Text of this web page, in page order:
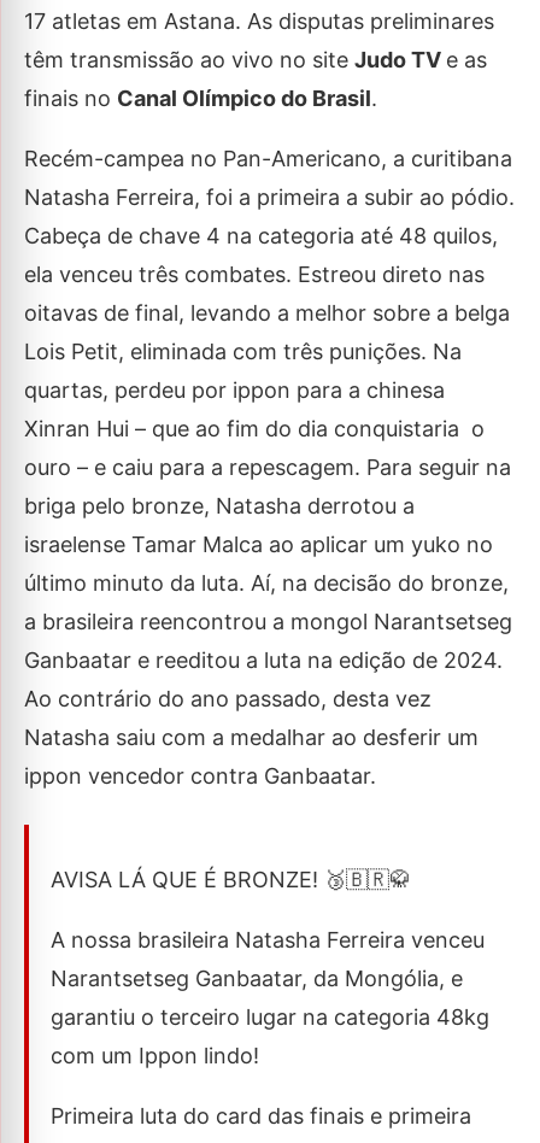
17 atletas em Astana. As disputas preliminares
têm transmissão ao vivo no site Judo TV e as
finais no Canal Olímpico do Brasil.
Recém-campea no Pan-Americano, a curitibana
Natasha Ferreira, foi a primeira a subir ao pódio.
Cabeça de chave 4 na categoria até 48 quilos,
ela venceu três combates. Estreou direto nas
oitavas de final, levando a melhor sobre a belga
Lois Petit, eliminada com três punições. Na
quartas, perdeu por ippon para a chinesa
Xinran Hui – que ao fim do dia conquistaria o
ouro – e caiu para a repescagem. Para seguir na
briga pelo bronze, Natasha derrotou a
israelense Tamar Malca ao aplicar um yuko no
último minuto da luta. Aí, na decisão do bronze,
a brasileira reencontrou a mongol Narantsetseg
Ganbaatar e reeditou a luta na edição de 2024.
Ao contrário do ano passado, desta vez
Natasha saiu com a medalhar ao desferir um
ippon vencedor contra Ganbaatar.
AVISA LÁ QUE É BRONZE! 🥉🇧🇷🥋
A nossa brasileira Natasha Ferreira venceu
Narantsetseg Ganbaatar, da Mongólia, e
garantiu o terceiro lugar na categoria 48kg
com um Ippon lindo!
Primeira luta do card das finais e primeira